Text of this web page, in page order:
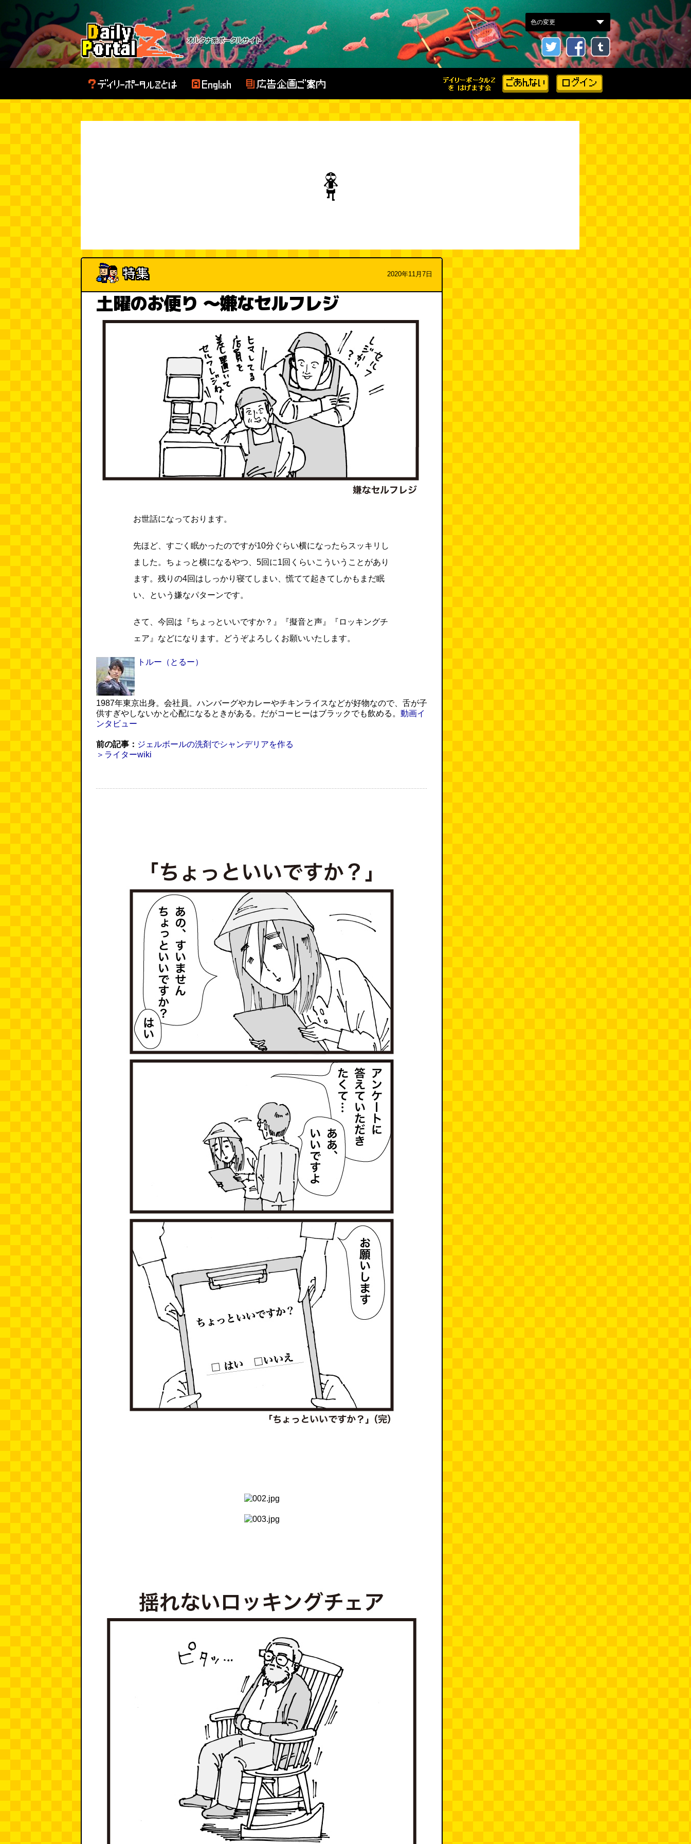
2020年11月7日
土曜のお便り 〜嫌なセルフレジ
お世話になっております。
先ほど、すごく眠かったのですが10分ぐらい横になったらスッキリし
ました。ちょっと横になるやつ、5回に1回くらいこういうことがあり
ます。残りの4回はしっかり寝てしまい、慌てて起きてしかもまだ眠
い、という嫌なパターンです。
さて、今回は『ちょっといいですか？』『擬音と声』『ロッキングチ
ェア』などになります。どうぞよろしくお願いいたします。
トルー （とるー）
1987年東京出身。会社員。ハンバーグやカレーやチキンライスなどが好物なので、舌が子
供すぎやしないかと心配になるときがある。だがコーヒーはブラックでも飲める。 動画イ
ンタビュー
前の記事： ジェルボールの洗剤でシャンデリアを作る
＞ライターwiki